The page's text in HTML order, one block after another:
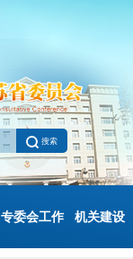
搜索
专委会工作 机关建设